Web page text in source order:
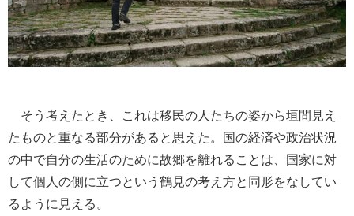
そう考えたとき、これは移民の人たちの姿から垣間見え
たものと重なる部分があると思えた。国の経済や政治状況
の中で自分の生活のために故郷を離れることは、国家に対
して個人の側に立つという鶴見の考え方と同形をなしてい
るように見える。